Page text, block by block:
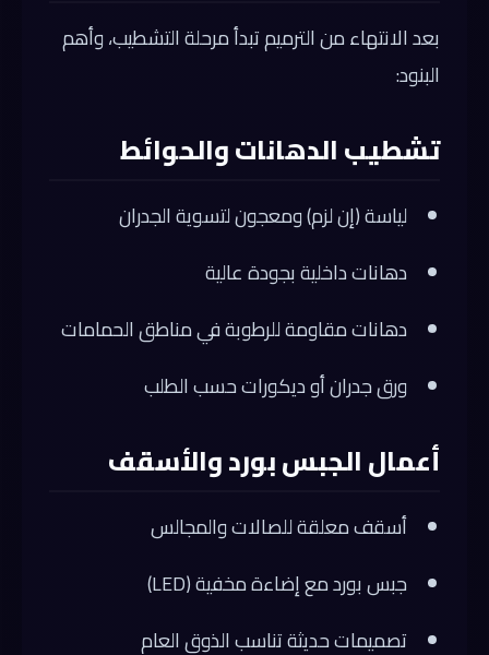
بعد الانتهاء من الترميم تبدأ مرحلة التشطيب، وأهم
البنود:
تشطيب الدهانات والحوائط
لياسة (إن لزم) ومعجون لتسوية الجدران
دهانات داخلية بجودة عالية
دهانات مقاومة للرطوبة في مناطق الحمامات
ورق جدران أو ديكورات حسب الطلب
أعمال الجبس بورد والأسقف
أسقف معلقة للصالات والمجالس
جبس بورد مع إضاءة مخفية (LED)
تصميمات حديثة تناسب الذوق العام